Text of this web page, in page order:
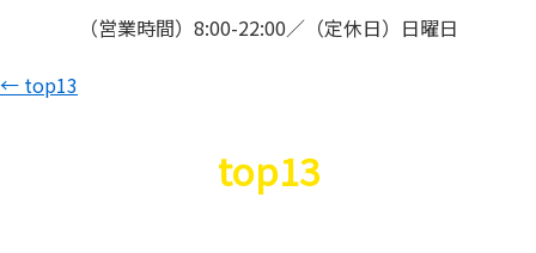
（営業時間）8:00-22:00／（定休日）日曜日
← top13
top13